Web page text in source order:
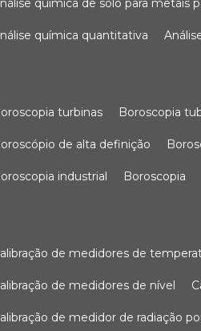
análise química de solo para metais
análise química quantitativa
boroscopia turbinas boroscopia
boroscópio de alta definição
boroscopia industrial boroscopia
calibração de medidores de
calibração de medidores de nível
calibração de medidor de radiação